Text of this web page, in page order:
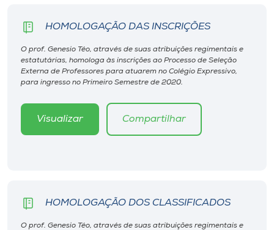
HOMOLOGAÇÃO DAS INSCRIÇÕES
O prof. Genesio Téo, através de suas atribuições regimentais e
estatutárias, homologa às inscrições ao Processo de Seleção
Externa de Professores para atuarem no Colégio Expressivo,
para ingresso no Primeiro Semestre de 2020.
Visualizar Compartilhar
HOMOLOGAÇÃO DOS CLASSIFICADOS
O prof. Genesio Téo, através de suas atribuições regimentais e